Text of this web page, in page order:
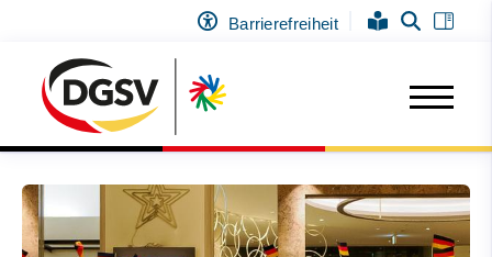
Barrierefreiheit